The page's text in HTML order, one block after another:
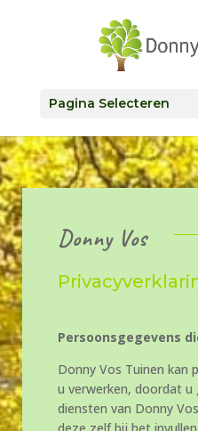
Pagina Selecteren
Donny Vos
Persoonsgegevens
Donny Vos Tuinen kan
u verwerken, doordat u
diensten van Donny